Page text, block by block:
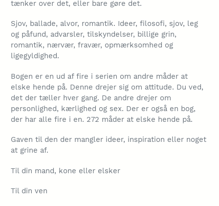
tænker over det, eller bare gøre det.
Sjov, ballade, alvor, romantik. Ideer, filosofi, sjov, leg
og påfund, advarsler, tilskyndelser, billige grin,
romantik, nærvær, fravær, opmærksomhed og
ligegyldighed.
Bogen er en ud af fire i serien om andre måder at
elske hende på. Denne drejer sig om attitude. Du ved,
det der tæller hver gang. De andre drejer om
personlighed, kærlighed og sex. Der er også en bog,
der har alle fire i en. 272 måder at elske hende på.
Gaven til den der mangler ideer, inspiration eller noget
at grine af.
Til din mand, kone eller elsker
Til din ven